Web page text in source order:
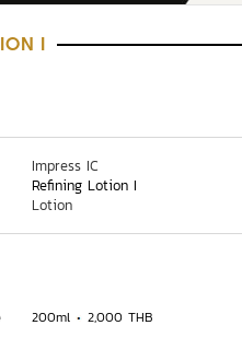
I
Impress IC
Refining Lotion I
Lotion
200ml
2,000 THB